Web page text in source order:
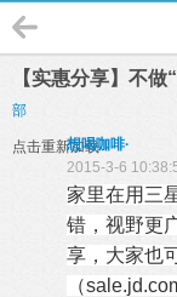
【实惠分享】不
部
点击重新加载想喝咖啡·
2015-3-6
家里在用三
错，视野更
享，大家也
（